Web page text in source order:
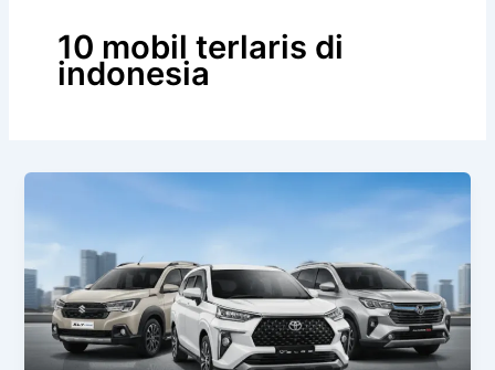
10 mobil terlaris di
indonesia